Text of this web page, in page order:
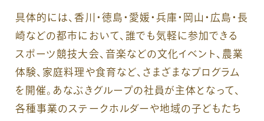
具体的には、香川・徳島・愛媛・兵庫・岡山・広島・長
崎などの都市において、誰でも気軽に参加できる
スポーツ競技大会、音楽などの文化イベント、農業
体験、家庭料理や食育など、さまざまなプログラム
を開催。あなぶきグループの社員が主体となって、
各種事業のステークホルダーや地域の子どもたち